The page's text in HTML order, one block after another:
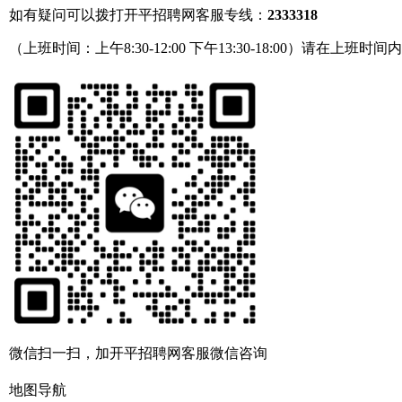
如有疑问可以拨打开平招聘网客服专线： 2333318
（上班时间：上午8:30-12:00 下午13:30-18:00）请在上班时间
微信扫一扫，加开平招聘网客服微信咨询
地图导航